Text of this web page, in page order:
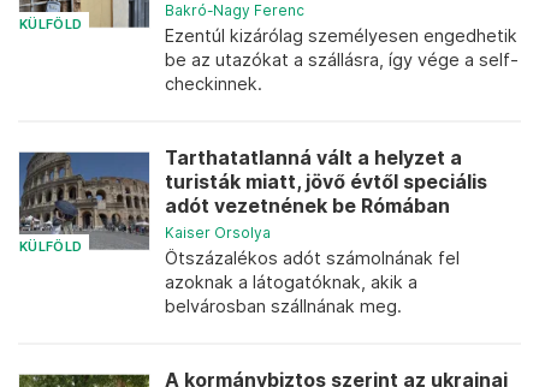
KÜLFÖLD
Bakró-Nagy Ferenc
Ezentúl kizárólag személyesen engedhetik
be az utazókat a szállásra, így vége a self-
checkinnek.
KÜLFÖLD
Tarthatatlanná vált a helyzet a
turisták miatt, jövő évtől speciális
adót vezetnének be Rómában
Kaiser Orsolya
Ötszázalékos adót számolnának fel
azoknak a látogatóknak, akik a
belvárosban szállnának meg.
A kormánybiztos szerint az ukrajnai